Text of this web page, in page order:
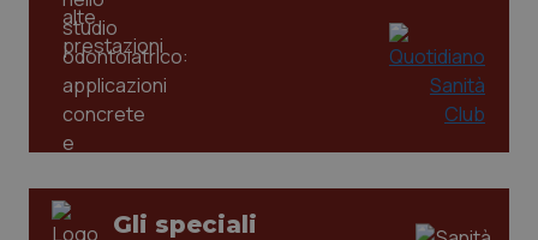
Gli speciali
www.quotidianosanita.it